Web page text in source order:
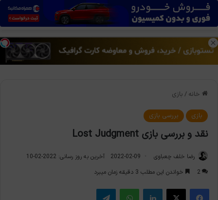
منو
خانه / بازی
بازی بررسی بازی
نقد و بررسی بازی Lost Judgment
رضا خلف چعباوی 2022-02-09
آخرین به روز رسانی: 2022-02-10
2
خواندن این مطلب 3 دقیقه زمان میبرد
فیس بوک X لینکدین واتس آپ تلگرام